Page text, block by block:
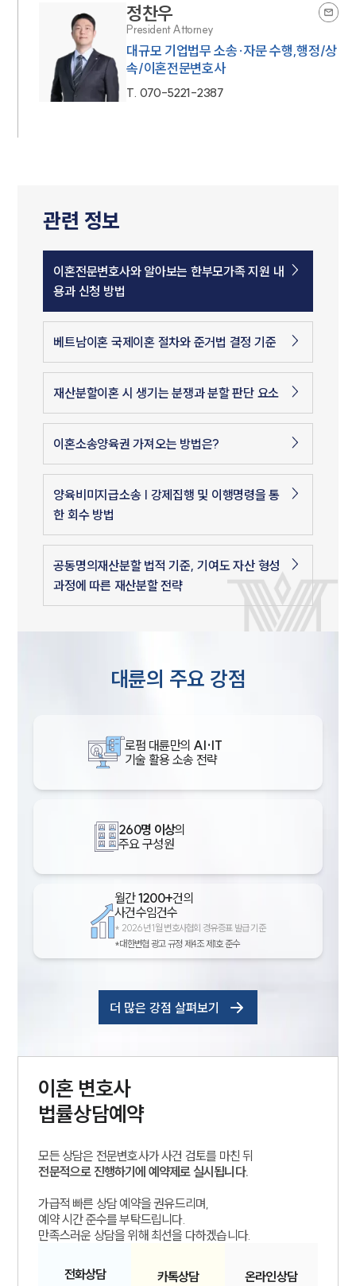
정찬우
President Attorney
대규모 기업법무 소송·자문 수행,행정/상
속/이혼전문변호사
T. 070-5221-2387
관련 정보
이혼전문변호사와 알아보는 한부모가족 지원 내
용과 신청 방법
베트남이혼 국제이혼 절차와 준거법 결정 기준
재산분할이혼 시 생기는 분쟁과 분할 판단 요소
이혼소송양육권 가져오는 방법은?
양육비미지급소송 | 강제집행 및 이행명령을 통
한 회수 방법
공동명의재산분할 법적 기준, 기여도 자산 형성
과정에 따른 재산분할 전략
대륜의 주요 강점
로펌 대륜만의 AI·IT
기술 활용 소송 전략
260명 이상의
주요 구성원
월간1200+건의
사건수임건수
* 2026년 1월 변호사협회 경유증표 발급 기준
*대한변협 광고 규정 제4조 제1호 준수
더 많은 강점 살펴보기
이혼 변호사
법률상담예약
모든 상담은 전문변호사가 사건 검토를 마친 뒤
전문적으로 진행하기에 예약제로 실시됩니다.
가급적 빠른 상담 예약을 권유드리며,
예약 시간 준수를 부탁드립니다.
만족스러운 상담을 위해 최선을 다하겠습니다.
전화상담 카톡상담 온라인상담